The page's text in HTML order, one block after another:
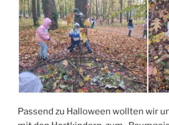
Passend zu Halloween wollten wir